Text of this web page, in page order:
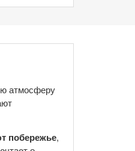
атмосферу
побережье,